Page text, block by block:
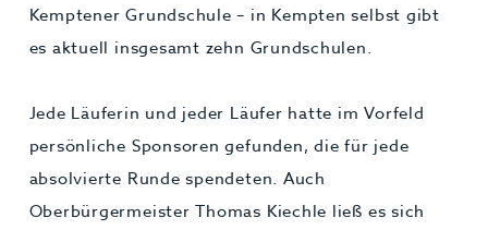
Kemptener Grundschule – in Kempten selbst gibt
es aktuell insgesamt zehn Grundschulen.
Jede Läuferin und jeder Läufer hatte im Vorfeld
persönliche Sponsoren gefunden, die für jede
absolvierte Runde spendeten. Auch
Oberbürgermeister Thomas Kiechle ließ es sich